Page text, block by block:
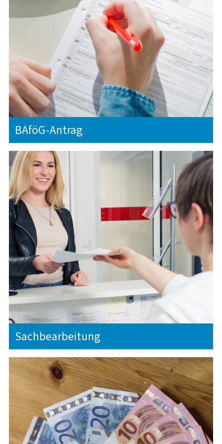
BAföG-Antrag
Sachbearbeitung